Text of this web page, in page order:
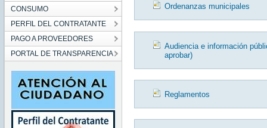
CONSUMO
PERFIL DEL CONTRATANTE
PAGO A PROVEEDORES
PORTAL DE TRANSPARENCIA
Ordenanzas municipales
Audiencia e información
aprobar)
Reglamentos